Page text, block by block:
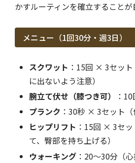
かすルーティンを確立することが
メニュー（1回30分・週3日）
スクワット ：15回 × 3セッ
に出ないよう注意）
腕立て伏せ（膝つき可）
：
プランク ：30秒 × 3セット（
ヒップリフト ：15回 × 3セ
て、臀部を持ち上げる）
ウォーキング ：20〜30分（